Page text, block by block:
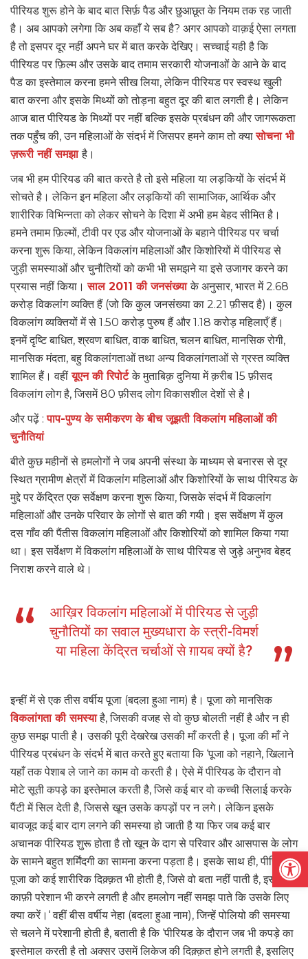
पीरियड शुरू होने के बाद बात सिर्फ़ पैड और छुआछूत के नियम तक रह जाती
है। अब आपको लगेगा कि अब कहाँ ये सब है? अगर आपको वाक़ई ऐसा लगता
है तो इसपर दूर नहीं अपने घर में बात करके देखिए। सच्चाई यही है कि
पीरियड पर फ़िल्म और उसके बाद तमाम सरकारी योजनाओं के आने के बाद
पैड का इस्तेमाल करना हमने सीख लिया, लेकिन पीरियड पर स्वस्थ खुली
बात करना और इसके मिथ्यों को तोड़ना बहुत दूर की बात लगती है। लेकिन
आज बात पीरियड के मिथ्यों पर नहीं बल्कि इसके प्रबंधन की और जागरूकता
तक पहुँच की, उन महिलाओं के संदर्भ में जिसपर हमने काम तो क्यासोचना भी
ज़रूरी नहीं समझाहै।
जब भी हम पीरियड की बात करते है तो इसे महिला या लड़कियों के संदर्भ में
सोचते है। लेकिन इन महिला और लड़कियों की सामाजिक, आर्थिक और
शारीरिक विभिन्नता को लेकर सोचने के दिशा में अभी हम बेहद सीमित है।
हमने तमाम फ़िल्मों, टीवी पर एड और योजनाओं के बहाने पीरियड पर चर्चा
करना शुरू किया, लेकिन विकलांग महिलाओं और किशोरियों में पीरियड से
जुड़ी समस्याओं और चुनौतियों को कभी भी समझने या इसे उजागर करने का
प्रयास नहीं किया।साल 2011 की जनसंख्या के अनुसार, भारत में 2.68
करोड़ विकलांग व्यक्ति हैं (जो कि कुल जनसंख्या का 2.21 फ़ीसद है)। कुल
विकलांग व्यक्तियों में से 1.50 करोड़ पुरुष हैं और 1.18 करोड़ महिलाएँ हैं।
इनमें दृष्टि बाधित, श्रवण बाधित, वाक बाधित, चलन बाधित, मानसिक रोगी,
मानसिक मंदता, बहु विकलांगताओं तथा अन्य विकलांगताओं से ग्रस्त व्यक्ति
शामिल हैं। वहीं यूएन की रिपोर्ट के मुताबिक़ दुनिया में क़रीब 15 फ़ीसद
विकलांग लोग है, जिसमें 80 फ़ीसद लोग विकासशील देशों से है।
और पढ़ें :पाप-पुण्य के समीकरण के बीच जूझती विकलांग महिलाओं की
चुनौतियां
बीते कुछ महीनों से हमलोगों ने जब अपनी संस्था के माध्यम से बनारस से दूर
स्थित ग्रामीण क्षेत्रों में विकलांग महिलाओं और किशोरियों के साथ पीरियड के
मुद्दे पर केंद्रित एक सर्वेक्षण करना शुरू किया, जिसके संदर्भ में विकलांग
महिलाओं और उनके परिवार के लोगों से बात की गयी। इस सर्वेक्षण में कुल
दस गाँव की पैंतीस विकलांग महिलाओं और किशोरियों को शामिल किया गया
था। इस सर्वेक्षण में विकलांग महिलाओं के साथ पीरियड से जुड़े अनुभव बेहद
निराश करने वाले थे।
आख़िर विकलांग महिलाओं में पीरियड से जुड़ी
चुनौतियों का सवाल मुख्यधारा के स्त्री-विमर्श
या महिला केंद्रित चर्चाओं से ग़ायब क्यों है?
इन्हीं में से एक तीस वर्षीय पूजा (बदला हुआ नाम) है। पूजा को मानसिक
विकलांगता की समस्याहै, जिसकी वजह से वो कुछ बोलती नहीं है और न ही
कुछ समझ पाती है। उसकी पूरी देखरेख उसकी माँ करती है। पूजा की माँ ने
पीरियड प्रबंधन के संदर्भ में बात करते हुए बताया कि ‘पूजा को नहाने, खिलाने
यहाँ तक पेशाब ले जाने का काम वो करती है। ऐसे में पीरियड के दौरान वो
मोटे सूती कपड़े का इस्तेमाल करती है, जिसे कई बार वो कच्ची सिलाई करके
पैंटी में सिल देती है, जिससे खून उसके कपड़ों पर न लगे। लेकिन इसके
बावजूद कई बार दाग लगने की समस्या हो जाती है या फिर जब कई बार
अचानक पीरियड शुरू होता है तो खून के दाग से परिवार और आसपास के लोग
के सामने बहुत शर्मिंदगी का सामना करना पड़ता है। इसके साथ ही, पीरियड में
पूजा को कई शारीरिक दिक़्क़त भी होती है, जिसे वो बता नहीं पाती है, इसलिए
काफ़ी परेशान भी करने लगती है और हमलोग नहीं समझ पाते कि उसके लिए
क्या करें।‘ वहीं बीस वर्षीय नेहा (बदला हुआ नाम), जिन्हें पोलियो की समस्या
से चलने में परेशानी होती है, बताती है कि ‘पीरियड के दौरान जब भी कपड़े का
इस्तेमाल करती है तो अक्सर उसमें लिकेज की दिक़्क़त होने लगती है, इसलिए